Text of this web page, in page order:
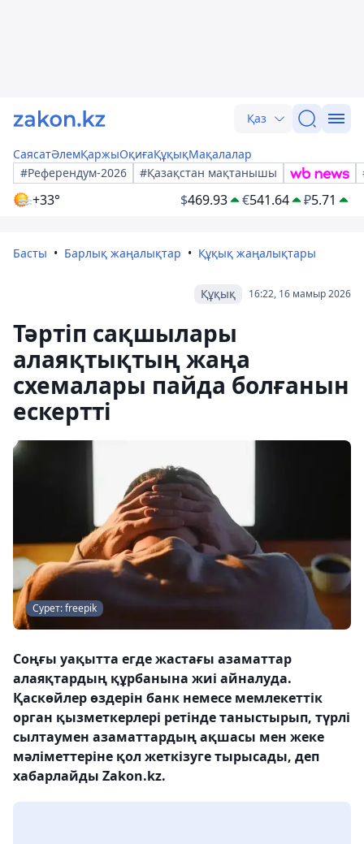
Қаз
СаясатӘлемҚаржыОқиғаҚұқықМақалалар
#Референдум-2026
#Қазақстан мақтанышы
+33° $469.93 €541.64 ₽5.71
Басты Барлық жаңалықтар Құқық жаңалықтары
16:22, 16 мамыр 2026
Құқық
Тәртіп сақшылары
алаяқтықтың жаңа
схемалары пайда болғанын
ескертті
Сурет: freepik
Соңғы уақытта егде жастағы азаматтар
алаяқтардың құрбанына жиі айналуда.
Қаскөйлер өздерін банк немесе мемлекеттік
орган қызметкерлері ретінде таныстырып, түрлі
сылтаумен азаматтардың ақшасы мен жеке
мәліметтеріне қол жеткізуге тырысады, деп
хабарлайды Zakon.kz.